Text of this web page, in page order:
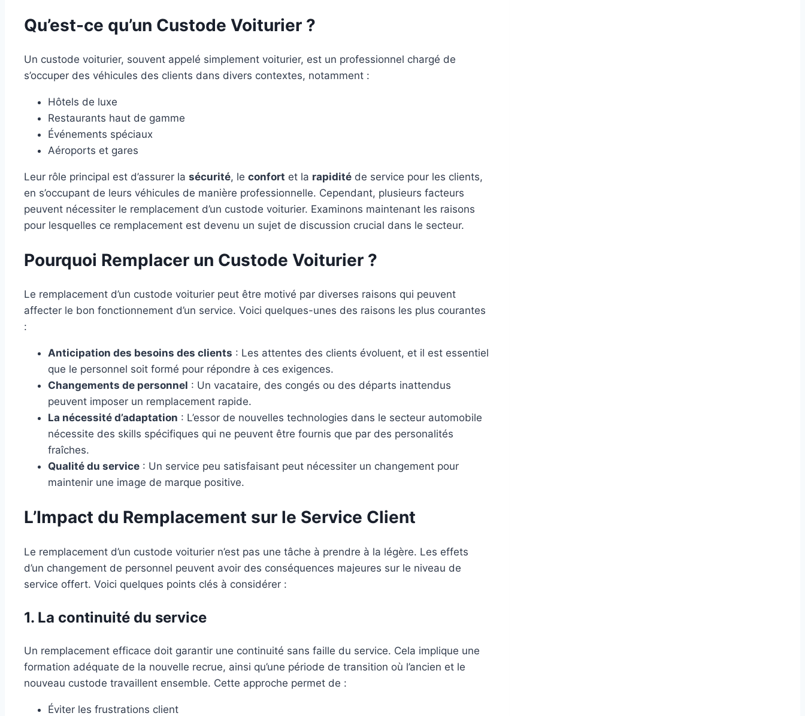
Qu’est-ce qu’un Custode Voiturier ?
Un custode voiturier, souvent appelé simplement voiturier, est un professionnel chargé de
s’occuper des véhicules des clients dans divers contextes, notamment :
Hôtels de luxe
Restaurants haut de gamme
Événements spéciaux
Aéroports et gares
Leur rôle principal est d’assurer la sécurité, le confort et la rapidité de service pour les clients,
en s’occupant de leurs véhicules de manière professionnelle. Cependant, plusieurs facteurs
peuvent nécessiter le remplacement d’un custode voiturier. Examinons maintenant les raisons
pour lesquelles ce remplacement est devenu un sujet de discussion crucial dans le secteur.
Pourquoi Remplacer un Custode Voiturier ?
Le remplacement d’un custode voiturier peut être motivé par diverses raisons qui peuvent
affecter le bon fonctionnement d’un service. Voici quelques-unes des raisons les plus courantes
:
Anticipation des besoins des clients : Les attentes des clients évoluent, et il est essentiel
que le personnel soit formé pour répondre à ces exigences.
Changements de personnel : Un vacataire, des congés ou des départs inattendus
peuvent imposer un remplacement rapide.
La nécessité d’adaptation : L’essor de nouvelles technologies dans le secteur automobile
nécessite des skills spécifiques qui ne peuvent être fournis que par des personalités
fraîches.
Qualité du service : Un service peu satisfaisant peut nécessiter un changement pour
maintenir une image de marque positive.
L’Impact du Remplacement sur le Service Client
Le remplacement d’un custode voiturier n’est pas une tâche à prendre à la légère. Les effets
d’un changement de personnel peuvent avoir des conséquences majeures sur le niveau de
service offert. Voici quelques points clés à considérer :
1. La continuité du service
Un remplacement efficace doit garantir une continuité sans faille du service. Cela implique une
formation adéquate de la nouvelle recrue, ainsi qu’une période de transition où l’ancien et le
nouveau custode travaillent ensemble. Cette approche permet de :
Éviter les frustrations client